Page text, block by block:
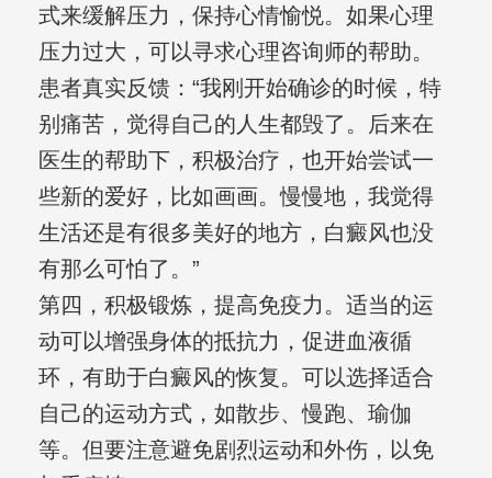
式来缓解压力，保持心情愉悦。如果心理
压力过大，可以寻求心理咨询师的帮助。
患者真实反馈：“我刚开始确诊的时候，特
别痛苦，觉得自己的人生都毁了。后来在
医生的帮助下，积极治疗，也开始尝试一
些新的爱好，比如画画。慢慢地，我觉得
生活还是有很多美好的地方，白癜风也没
有那么可怕了。”
第四，积极锻炼，提高免疫力。适当的运
动可以增强身体的抵抗力，促进血液循
环，有助于白癜风的恢复。可以选择适合
自己的运动方式，如散步、慢跑、瑜伽
等。但要注意避免剧烈运动和外伤，以免